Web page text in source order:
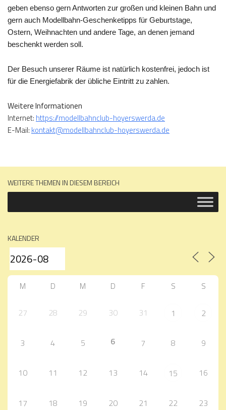
geben ebenso gern Antworten zur großen und kleinen Bahn und
gern auch Modellbahn-Geschenketipps für Geburtstage,
Ostern, Weihnachten und andere Tage, an denen jemand
beschenkt werden soll.
Der Besuch unserer Räume ist natürlich kostenfrei, jedoch ist
für die Energiefabrik der übliche Eintritt zu zahlen.
Weitere Informationen
Internet: https://modellbahnclub-hoyerswerda.de
E-Mail: kontakt@modellbahnclub-hoyerswerda.de
WEITERE THEMEN IN DIESEM BEREICH
KALENDER
M D M D F S S
27 28 29 30 31 1 2
3 4 5 6 7 8 9
10 11 12 13 14 15 16
17 18 19 20 21 22 23